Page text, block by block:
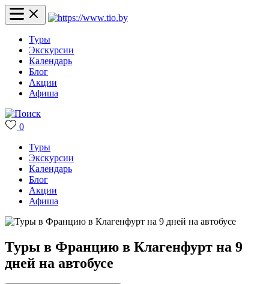
Туры
Экскурсии
Календарь
Блог
Акции
Афиша
0
Туры
Экскурсии
Календарь
Блог
Акции
Афиша
Туры в Францию в Клагенфурт на 9
дней на автобусе